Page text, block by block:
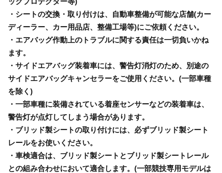
・シートの交換・取り付けは、自動車整備が可能な店舗(カー
ディーラー、カー用品店、整備工場等)にご依頼ください。
・エアバッグ作動上のトラブルに関する責任は一切負いかね
ます。
・サイドエアバッグ装着車には、警告灯消灯のため、別途の
サイドエアバッグキャンセラーをご使用ください。(一部車種
を除く)
・一部車種に装備されている着座センサーなどの装着車は、
警告灯が点灯してしまう場合があります。
・ブリッド製シートの取り付けには、必ずブリッド製シート
レールをお使いください。
・車検適合は、ブリッド製シートとブリッド製シートレール
との組み合わせにおいて適合します。(一部競技専用モデルは